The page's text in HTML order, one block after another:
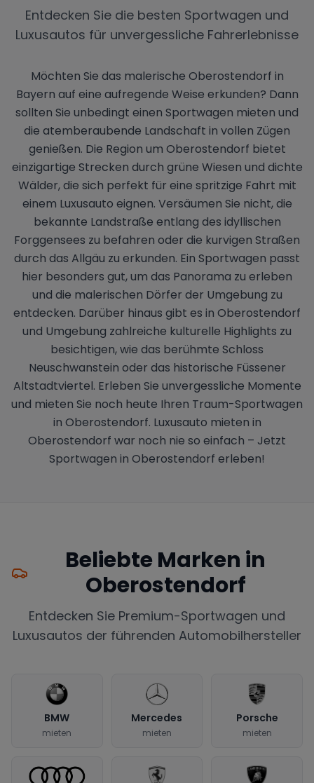
Entdecken Sie die besten Sportwagen und
Luxusautos für unvergessliche Fahrerlebnisse
Möchten Sie das malerische Oberostendorf in
Bayern auf eine aufregende Weise erkunden? Dann
sollten Sie unbedingt einen Sportwagen mieten und
die atemberaubende Landschaft in vollen Zügen
genießen. Die Region um Oberostendorf bietet
einzigartige Strecken durch grüne Wiesen und dichte
Wälder, die sich perfekt für eine spritzige Fahrt mit
einem Luxusauto eignen. Versäumen Sie nicht, die
bekannte Landstraße entlang des idyllischen
Forggensees zu befahren oder die kurvigen Straßen
durch das Allgäu zu erkunden. Ein Sportwagen passt
hier besonders gut, um das Panorama zu erleben
und die malerischen Dörfer der Umgebung zu
entdecken. Darüber hinaus gibt es in Oberostendorf
und Umgebung zahlreiche kulturelle Highlights zu
besichtigen, wie das berühmte Schloss
Neuschwanstein oder das historische Füssener
Altstadtviertel. Erleben Sie unvergessliche Momente
und mieten Sie noch heute Ihren Traum-Sportwagen
in Oberostendorf. Luxusauto mieten in
Oberostendorf war noch nie so einfach – Jetzt
Sportwagen in Oberostendorf erleben!
Beliebte Marken in
Oberostendorf
Entdecken Sie Premium-Sportwagen und
Luxusautos der führenden Automobilhersteller
BMW
mieten
Mercedes
mieten
Porsche
mieten